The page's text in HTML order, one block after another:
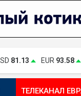
81.13 EUR 93.58
ТЕЛЕКАНАЛ